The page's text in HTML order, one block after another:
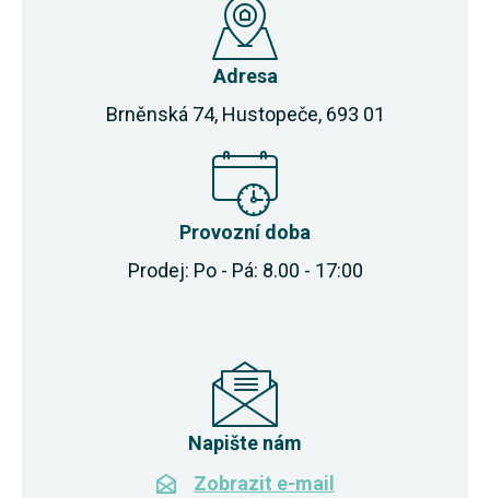
Adresa
Brněnská 74, Hustopeče, 693 01
Provozní doba
Prodej: Po - Pá: 8.00 - 17:00
Napište nám
Zobrazit e-mail